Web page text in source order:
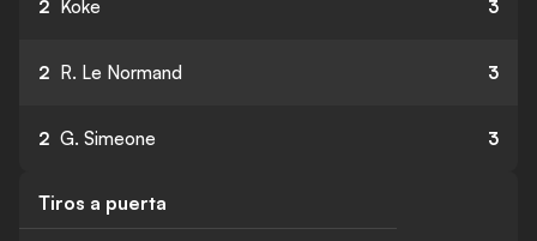
2 Koke 3
2 R. Le Normand 3
2 G. Simeone 3
Tiros a puerta